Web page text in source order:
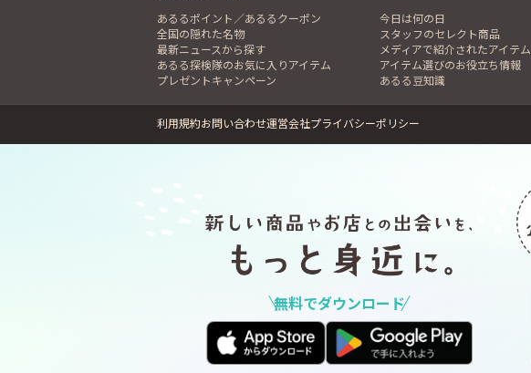
あるるポイント／あるるクーポン
今日は何の日
全国の隠れた名物
スタッフのセレクト商品
最新ニュースから探す
メディアで紹介されたアイテム
あるる探検隊のお気に入りアイテム
アイテム選びのお役立ち情報
プレゼントキャンペーン
あるる豆知識
利用規約お問い合わせ運営会社プライバシーポリシー
無料でダウンロード